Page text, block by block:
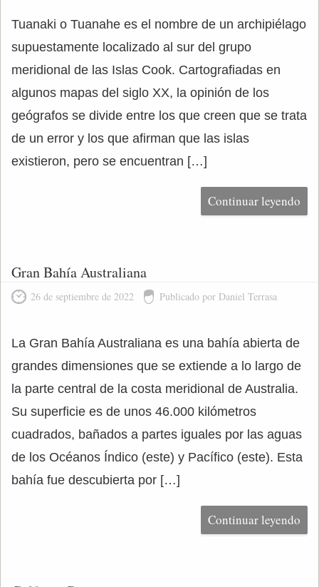
Tuanaki o Tuanahe es el nombre de un archipiélago
supuestamente localizado al sur del grupo
meridional de las Islas Cook. Cartografiadas en
algunos mapas del siglo XX, la opinión de los
geógrafos se divide entre los que creen que se trata
de un error y los que afirman que las islas
existieron, pero se encuentran […]
Continuar leyendo
Gran Bahía Australiana
26 de septiembre de 2022 Publicado por Daniel Terrasa
La Gran Bahía Australiana es una bahía abierta de
grandes dimensiones que se extiende a lo largo de
la parte central de la costa meridional de Australia.
Su superficie es de unos 46.000 kilómetros
cuadrados, bañados a partes iguales por las aguas
de los Océanos Índico (este) y Pacífico (este). Esta
bahía fue descubierta por […]
Continuar leyendo